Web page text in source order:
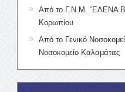
Από το Γ.Ν.Μ. “ΕΛΕΝΑ
Κορωπίου
Από το Γενικό
Νοσοκομείο Καλαμάτας